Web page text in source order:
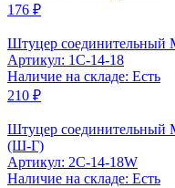
176 ₽
Штуцер соединительный
Артикул: 1C-14-18
Наличие на складе: Есть
210 ₽
Штуцер соединительный
(Ш-Г)
Артикул: 2C-14-18W
Наличие на складе: Есть